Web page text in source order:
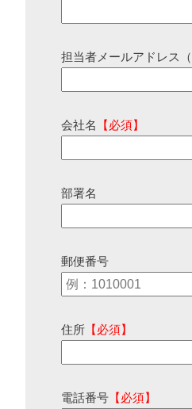
担当者メールアドレス（
会社名 【必須】
部署名
郵便番号
住所 【必須】
電話番号 【必須】